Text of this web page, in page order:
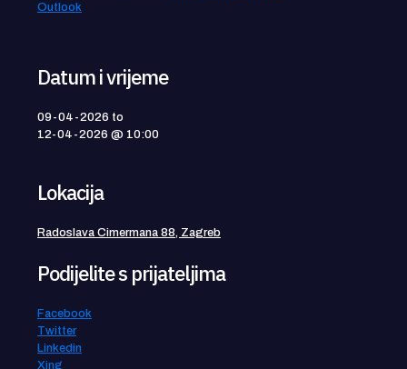
Outlook
Datum i vrijeme
09-04-2026 to
12-04-2026 @ 10:00
Lokacija
Radoslava Cimermana 88, Zagreb
Podijelite s prijateljima
Facebook
Twitter
Linkedin
Xing